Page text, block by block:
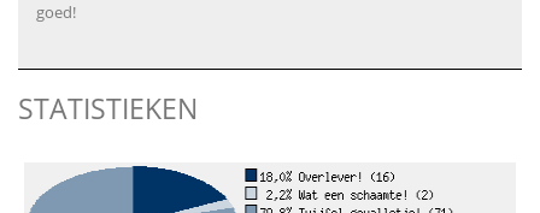
goed!
STATISTIEKEN